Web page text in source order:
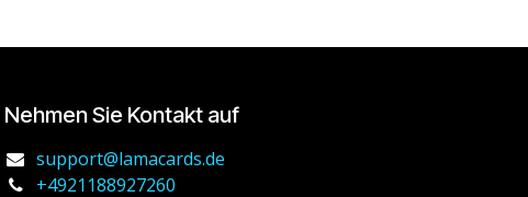
Nehmen Sie Kontakt auf
support@lamacards.de
+4921188927260